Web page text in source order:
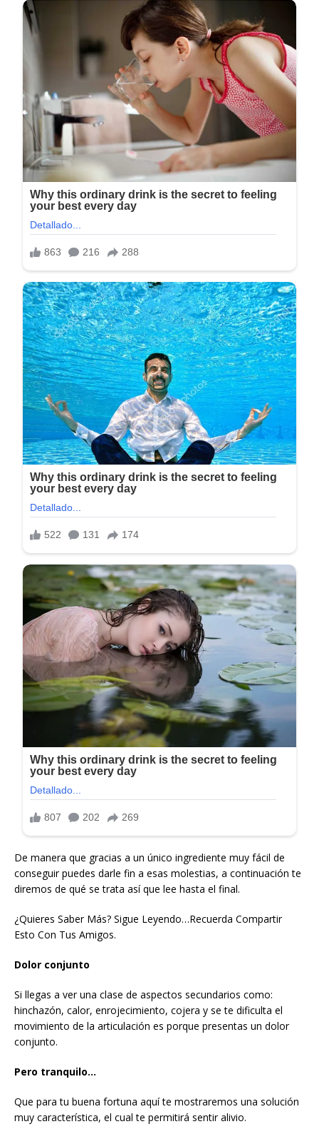
De manera que gracias a un único ingrediente muy fácil de
conseguir puedes darle fin a esas molestias, a continuación te
diremos de qué se trata así que lee hasta el final.
¿Quieres Saber Más? Sigue Leyendo…Recuerda Compartir
Esto Con Tus Amigos.
Dolor conjunto
Si llegas a ver una clase de aspectos secundarios como:
hinchazón, calor, enrojecimiento, cojera y se te dificulta el
movimiento de la articulación es porque presentas un dolor
conjunto.
Pero tranquilo…
Que para tu buena fortuna aquí te mostraremos una solución
muy característica, el cual te permitirá sentir alivio.